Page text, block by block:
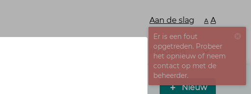
Aan de slag A A
Inloggen
Nieuw
Er is een fout
opgetreden. Probeer
het opnieuw of neem
contact op met de
beheerder.